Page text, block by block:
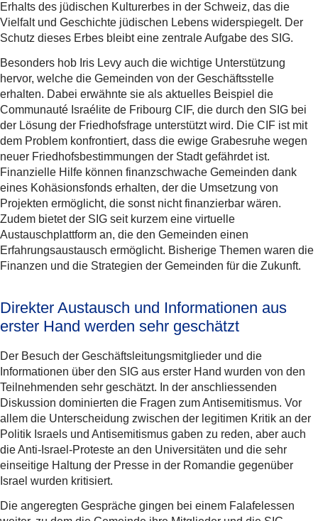
Erhalts des jüdischen Kulturerbes in der Schweiz, das die
Vielfalt und Geschichte jüdischen Lebens widerspiegelt. Der
Schutz dieses Erbes bleibt eine zentrale Aufgabe des SIG.
Besonders hob Iris Levy auch die wichtige Unterstützung
hervor, welche die Gemeinden von der Geschäftsstelle
erhalten. Dabei erwähnte sie als aktuelles Beispiel die
Communauté Israélite de Fribourg CIF, die durch den SIG bei
der Lösung der Friedhofsfrage unterstützt wird. Die CIF ist mit
dem Problem konfrontiert, dass die ewige Grabesruhe wegen
neuer Friedhofsbestimmungen der Stadt gefährdet ist.
Finanzielle Hilfe können finanzschwache Gemeinden dank
eines Kohäsionsfonds erhalten, der die Umsetzung von
Projekten ermöglicht, die sonst nicht finanzierbar wären.
Zudem bietet der SIG seit kurzem eine virtuelle
Austauschplattform an, die den Gemeinden einen
Erfahrungsaustausch ermöglicht. Bisherige Themen waren die
Finanzen und die Strategien der Gemeinden für die Zukunft.
Direkter Austausch und Informationen aus
erster Hand werden sehr geschätzt
Der Besuch der Geschäftsleitungsmitglieder und die
Informationen über den SIG aus erster Hand wurden von den
Teilnehmenden sehr geschätzt. In der anschliessenden
Diskussion dominierten die Fragen zum Antisemitismus. Vor
allem die Unterscheidung zwischen der legitimen Kritik an der
Politik Israels und Antisemitismus gaben zu reden, aber auch
die Anti-Israel-Proteste an den Universitäten und die sehr
einseitige Haltung der Presse in der Romandie gegenüber
Israel wurden kritisiert.
Die angeregten Gespräche gingen bei einem Falafelessen